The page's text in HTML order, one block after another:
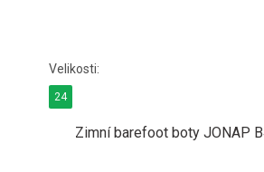
Zimní barefoot boty JONAP
24